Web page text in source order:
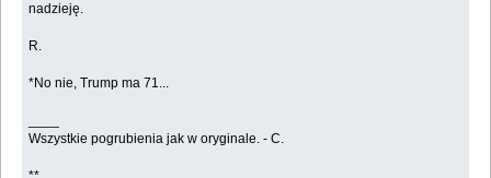
nadzieję.
R.
*No nie, Trump ma 71...
Wszystkie pogrubienia jak w oryginale. - C.